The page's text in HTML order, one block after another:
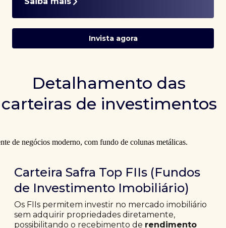
Invista agora
Detalhamento das
carteiras de investimentos
Carteira Safra Top FIIs (Fundos
de Investimento Imobiliário)
Os FIIs permitem investir no mercado imobiliário
sem adquirir propriedades diretamente,
possibilitando o recebimento de rendimento